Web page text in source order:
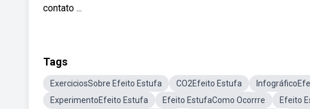
contato ...
Tags
ExerciciosSobre Efeito Estufa CO2Efeito Estufa
ExperimentoEfeito Estufa
Efeito EstufaComo Ocorrre Efeito